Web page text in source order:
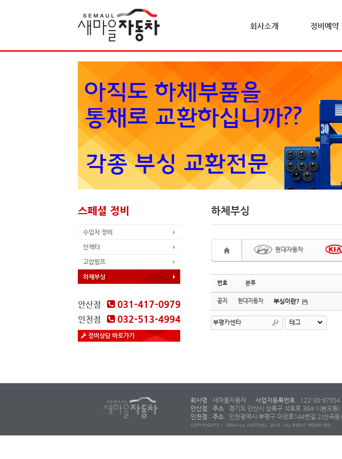
회사소개 정비예약
스페셜 정비
수입차 정비
인젝터
고압펌프
하체부싱
안산점 031-417-0979
인천점 032-513-4994
정비상담 바로가기
하체부싱
현대자동차
번호 분류
공지 현대자동차 부싱이란?
회사명 새마을자동차 사업자등록번호 122-30-97554
안산점 : 주소
경기도 안산시 상록구 석호로 364-1(본오동)
인천점 : 주소
인천광역시 부평구 마장로144번길 2(산곡동)
COPYRIGHTS ⓒ SEMAUL MOTORS. 2015. ALL RIGHT RESERVED.